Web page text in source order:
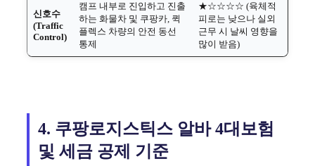
신호수
(Traffic
Control)
캠프 내부로 진입하고 진출
하는 화물차 및 쿠팡카, 퀵
플렉스 차량의 안전 동선
통제
★☆☆☆☆ (육체적
피로는 낮으나 실외
근무 시 날씨 영향을
많이 받음)
4. 쿠팡로지스틱스 알바 4대보험
및 세금 공제 기준